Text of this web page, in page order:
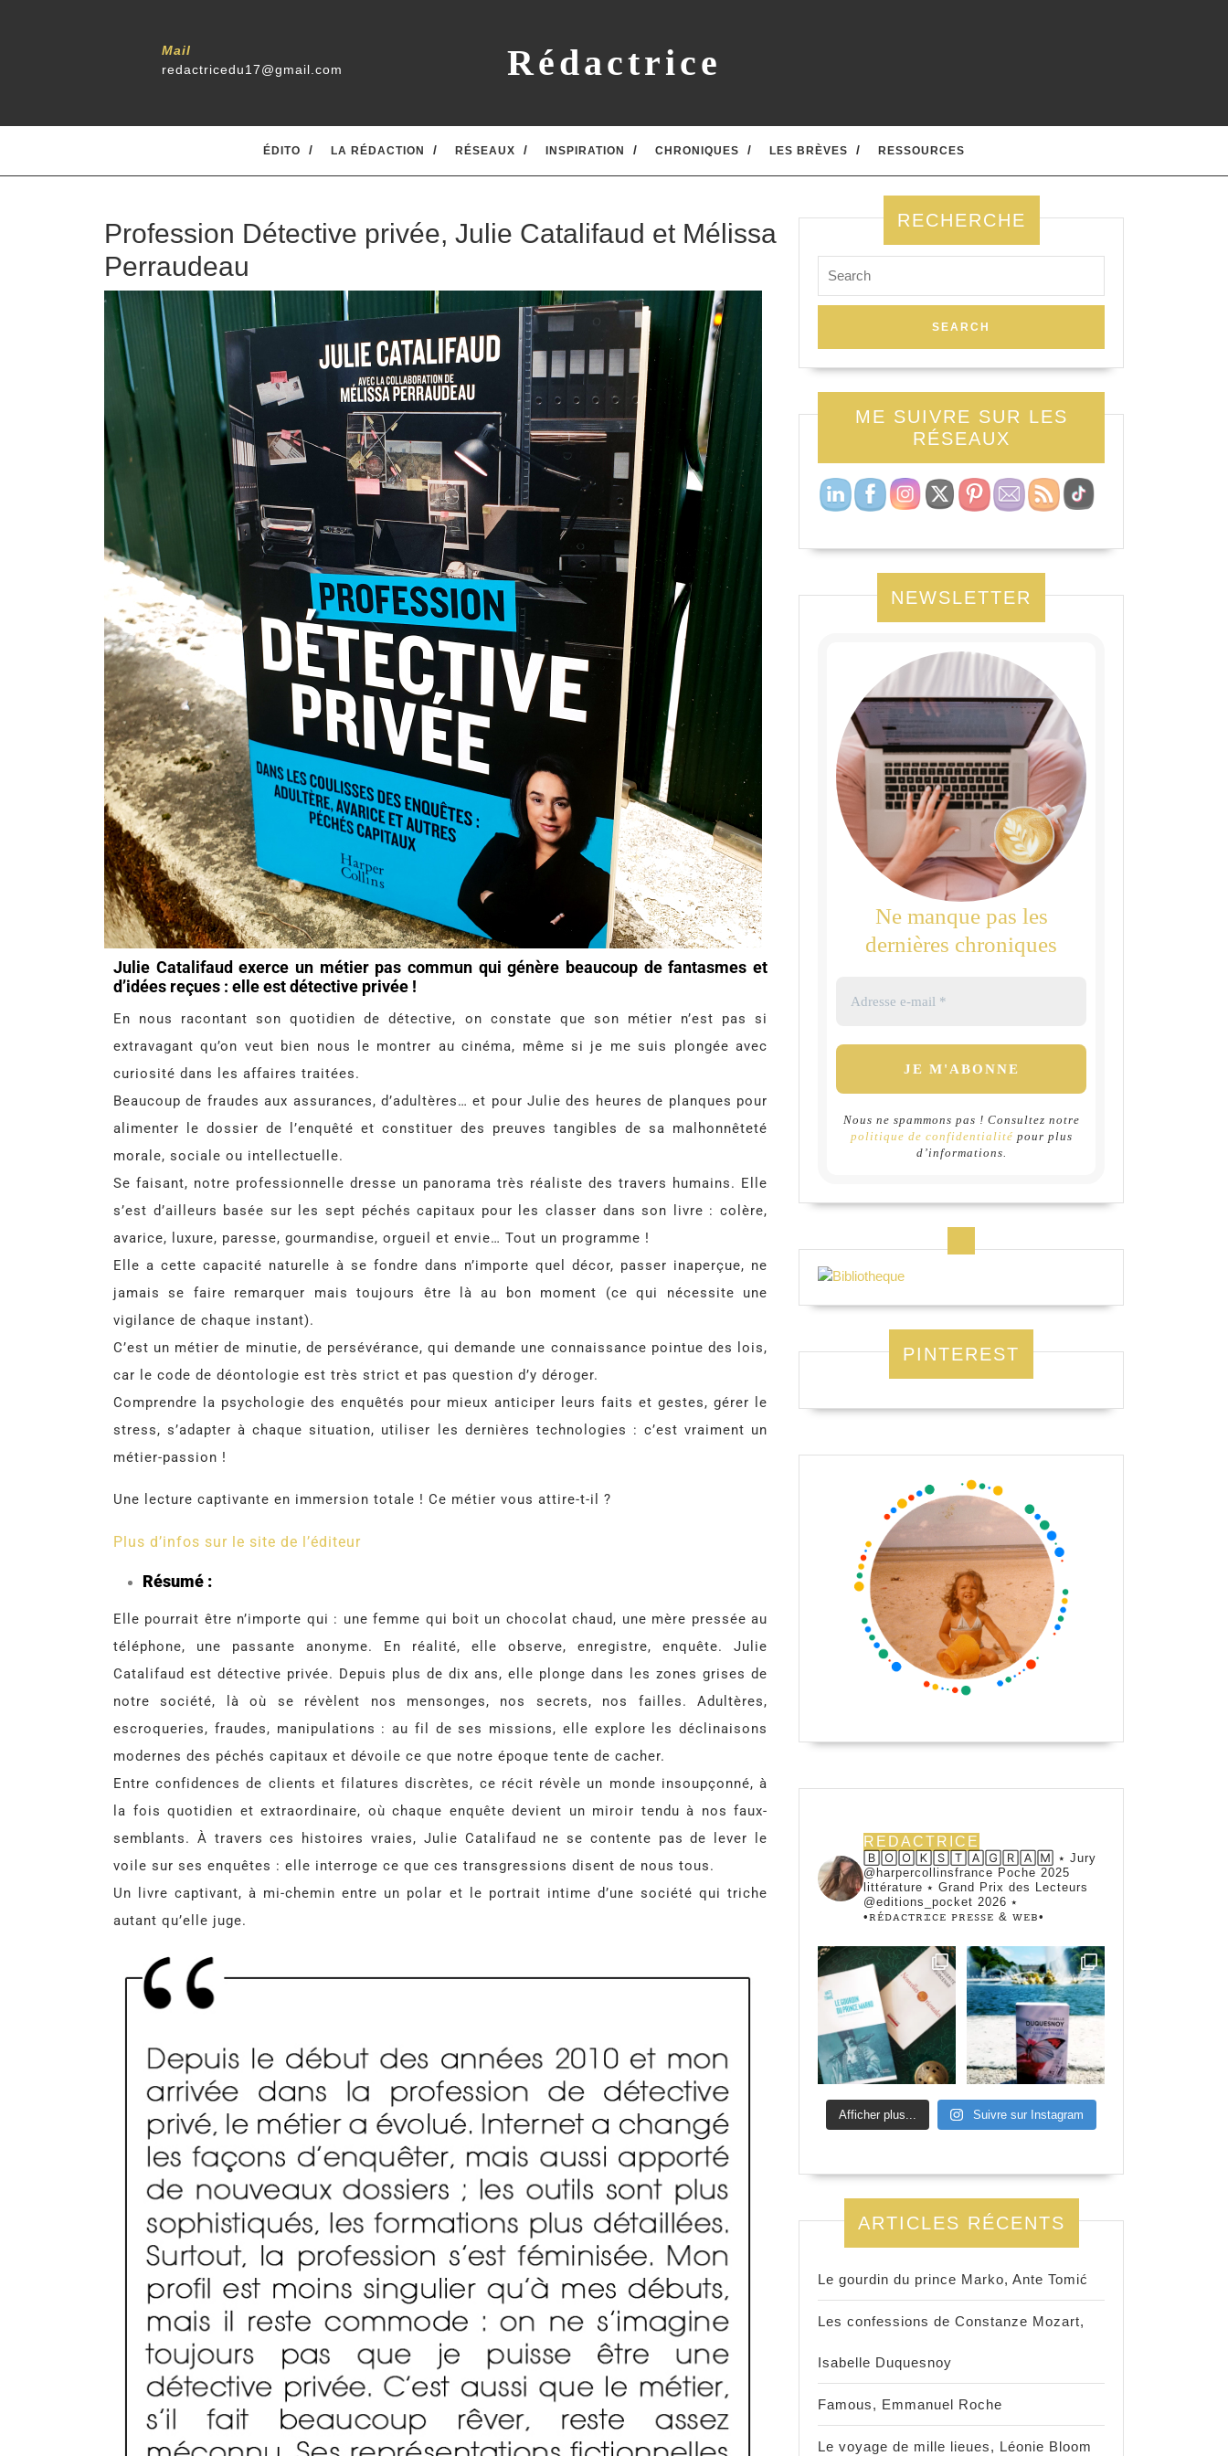
Mail
redactricedu17@gmail.com
Rédactrice
ÉDITO LA RÉDACTION RÉSEAUX INSPIRATION CHRONIQUES LES BRÈVES RESSOURCES
Profession Détective privée, Julie Catalifaud et Mélissa
Perraudeau
Julie Catalifaud exerce un métier pas commun qui génère beaucoup de fantasmes et
d’idées reçues : elle est détective privée !
En nous racontant son quotidien de détective, on constate que son métier n’est pas si
extravagant qu’on veut bien nous le montrer au cinéma, même si je me suis plongée avec
curiosité dans les affaires traitées.
Beaucoup de fraudes aux assurances, d’adultères… et pour Julie des heures de planques pour
alimenter le dossier de l’enquêté et constituer des preuves tangibles de sa malhonnêteté
morale, sociale ou intellectuelle.
Se faisant, notre professionnelle dresse un panorama très réaliste des travers humains. Elle
s’est d’ailleurs basée sur les sept péchés capitaux pour les classer dans son livre : colère,
avarice, luxure, paresse, gourmandise, orgueil et envie… Tout un programme !
Elle a cette capacité naturelle à se fondre dans n’importe quel décor, passer inaperçue, ne
jamais se faire remarquer mais toujours être là au bon moment (ce qui nécessite une
vigilance de chaque instant).
C’est un métier de minutie, de persévérance, qui demande une connaissance pointue des lois,
car le code de déontologie est très strict et pas question d’y déroger.
Comprendre la psychologie des enquêtés pour mieux anticiper leurs faits et gestes, gérer le
stress, s’adapter à chaque situation, utiliser les dernières technologies : c’est vraiment un
métier-passion !
Une lecture captivante en immersion totale ! Ce métier vous attire-t-il ?
Plus d’infos sur le site de l’éditeur
Résumé :
Elle pourrait être n’importe qui : une femme qui boit un chocolat chaud, une mère pressée au
téléphone, une passante anonyme. En réalité, elle observe, enregistre, enquête. Julie
Catalifaud est détective privée. Depuis plus de dix ans, elle plonge dans les zones grises de
notre société, là où se révèlent nos mensonges, nos secrets, nos failles. Adultères,
escroqueries, fraudes, manipulations : au fil de ses missions, elle explore les déclinaisons
modernes des péchés capitaux et dévoile ce que notre époque tente de cacher.
Entre confidences de clients et filatures discrètes, ce récit révèle un monde insoupçonné, à
la fois quotidien et extraordinaire, où chaque enquête devient un miroir tendu à nos faux-
semblants. À travers ces histoires vraies, Julie Catalifaud ne se contente pas de lever le
voile sur ses enquêtes : elle interroge ce que ces transgressions disent de nous tous.
Un livre captivant, à mi-chemin entre un polar et le portrait intime d’une société qui triche
autant qu’elle juge.
RECHERCHE
ME SUIVRE SUR LES
RÉSEAUX
NEWSLETTER
Ne manque pas les
dernières chroniques
Nous ne spammons pas ! Consultez notre
politique de confidentialité pour plus
d’informations.
PINTEREST
REDACTRICE
🄱🄾🄾🄺🅂🅃🄰🄶🅁🄰🄼 ⭑ Jury
@harpercollinsfrance Poche 2025
littérature ⭑ Grand Prix des Lecteurs
@editions_pocket 2026 ⭑
•ꭱꭼ́ꭰꭺꮯꭲꭱꮖꮯꭼ ꮲꭱꭼꮪꮪꭼ & ꮃꭼᏼ•
Afficher plus... Suivre sur Instagram
ARTICLES RÉCENTS
Le gourdin du prince Marko, Ante Tomić
Les confessions de Constanze Mozart,
Isabelle Duquesnoy
Famous, Emmanuel Roche
Le voyage de mille lieues, Léonie Bloom